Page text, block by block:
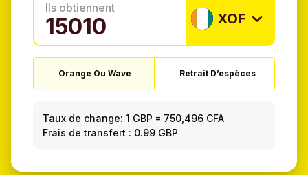
Ils obtiennent
XOF
Orange Ou Wave Retrait D’espèces
Taux de change: 1 GBP = 750,496 CFA
Frais de transfert : 0.99 GBP